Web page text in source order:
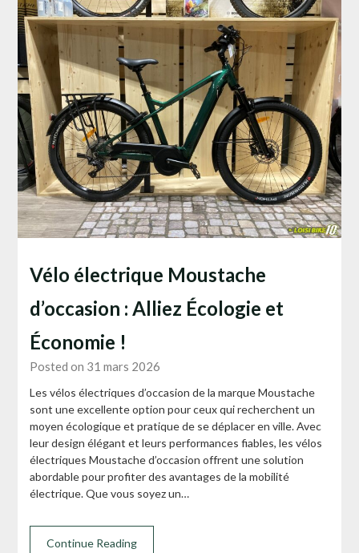
Vélo électrique Moustache
d’occasion : Alliez Écologie et
Économie !
Posted on 31 mars 2026
Les vélos électriques d’occasion de la marque Moustache
sont une excellente option pour ceux qui recherchent un
moyen écologique et pratique de se déplacer en ville. Avec
leur design élégant et leurs performances fiables, les vélos
électriques Moustache d’occasion offrent une solution
abordable pour profiter des avantages de la mobilité
électrique. Que vous soyez un…
Continue Reading